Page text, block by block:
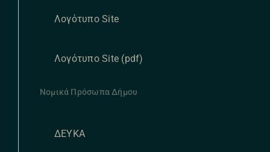
Λογότυπο Site
Λογότυπο Site (pdf)
Νομικά Πρόσωπα Δήμου
ΔΕΥΚΑ